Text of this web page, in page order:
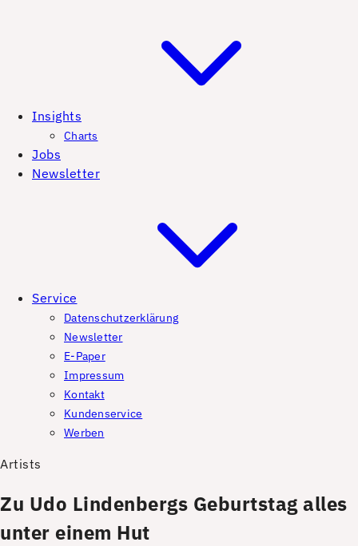
Insights
Charts
Jobs
Newsletter
Service
Datenschutzerklärung
Newsletter
E-Paper
Impressum
Kontakt
Kundenservice
Werben
Artists
Zu Udo Lindenbergs Geburtstag alles
unter einem Hut